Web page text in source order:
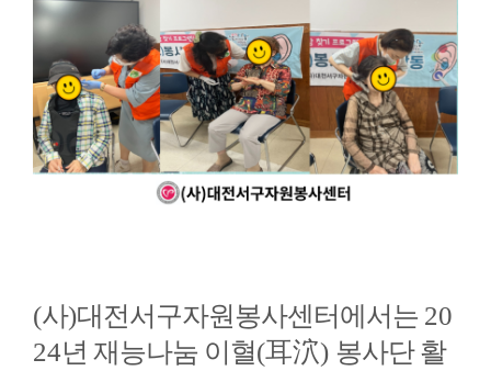
(사)대전서구자원봉사센터에서는 20
24년 재능나눔 이혈(耳泬) 봉사단 활